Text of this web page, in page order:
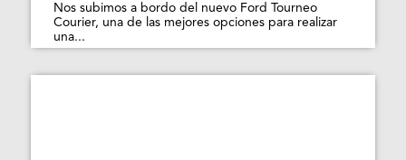
Nos subimos a bordo del nuevo Ford Tourneo
Courier, una de las mejores opciones para realizar
una...